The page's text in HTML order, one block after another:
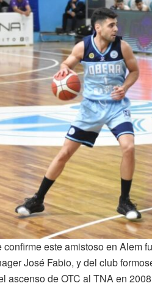
este amistoso en Alem
José Fabio, y del club
de OTC al TNA en